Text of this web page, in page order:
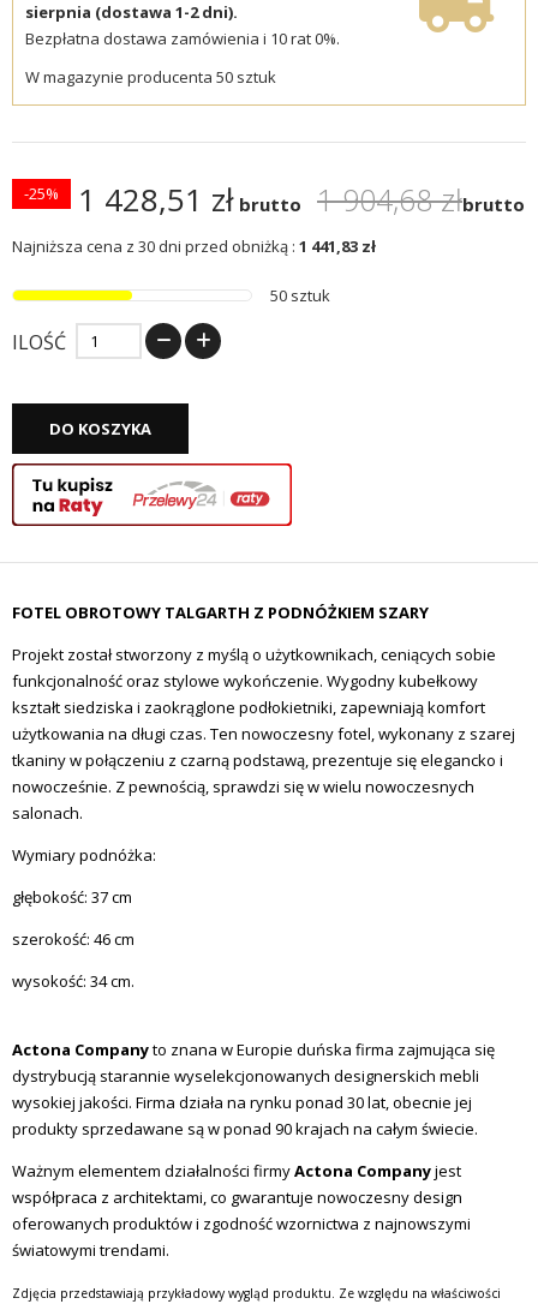
sierpnia (dostawa 1-2 dni).
Bezpłatna dostawa zamówienia i 10 rat 0%.
W magazynie producenta 50 sztuk
1 428,51 zł brutto 1 904,68 złbrutto
-25%
Najniższa cena z 30 dni przed obniżką : 1 441,83 zł
50 sztuk
ILOŚĆ
DO KOSZYKA
FOTEL OBROTOWY TALGARTH Z PODNÓŻKIEM SZARY
Projekt został stworzony z myślą o użytkownikach, ceniących sobie
funkcjonalność oraz stylowe wykończenie. Wygodny kubełkowy
kształt siedziska i zaokrąglone podłokietniki, zapewniają komfort
użytkowania na długi czas. Ten nowoczesny fotel, wykonany z szarej
tkaniny w połączeniu z czarną podstawą, prezentuje się elegancko i
nowocześnie. Z pewnością, sprawdzi się w wielu nowoczesnych
salonach.
Wymiary podnóżka:
głębokość: 37 cm
szerokość: 46 cm
wysokość: 34 cm.
Actona Companyto znana w Europie duńska firma zajmująca się
dystrybucją starannie wyselekcjonowanych designerskich mebli
wysokiej jakości. Firma działa na rynku ponad 30 lat, obecnie jej
produkty sprzedawane są w ponad 90 krajach na całym świecie.
Ważnym elementem działalności firmyActona Companyjest
współpraca z architektami, co gwarantuje nowoczesny design
oferowanych produktów i zgodność wzornictwa z najnowszymi
światowymi trendami.
Zdjęcia przedstawiają przykładowy wygląd produktu. Ze względu na właściwości